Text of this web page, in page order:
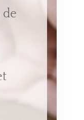
de